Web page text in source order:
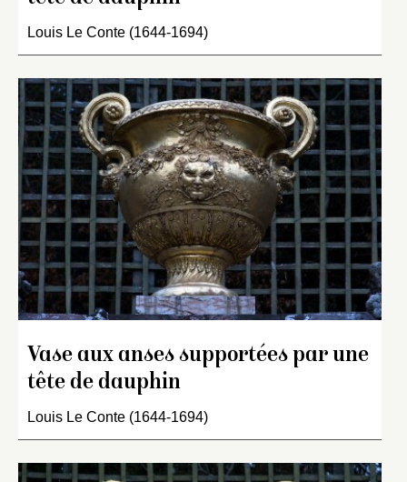
Louis Le Conte (1644-1694)
Vase aux anses supportées par une
tête de dauphin
Louis Le Conte (1644-1694)